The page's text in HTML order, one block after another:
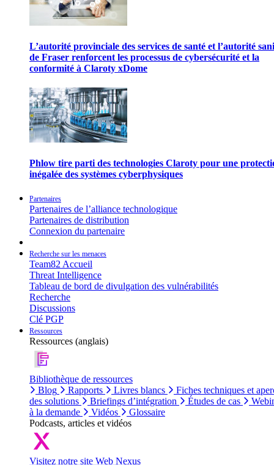
L’autorité provinciale des services de santé et l’autorité
de Fraser renforcent les processus de cybersécurité et la
conformité à Claroty xDome
Phlow tire parti des technologies Claroty pour une
inégalée des systèmes cyberphysiques
Partenaires
Partenaires de l’alliance technologique
Partenaires de distribution
Connexion du partenaire
Recherche sur les menaces
Team82 Accueil
Threat Intelligence
Tableau de bord de divulgation des vulnérabilités
Recherche
Discussions
Clé PGP
Ressources
Ressources (anglais)
Bibliothèque de ressources
Blog
Rapports Livres blancs
Fiches techniques et
des solutions
Briefings d’intégration Études de cas
à la demande
Vidéos
Glossaire
Podcasts, articles et vidéos
Visitez notre site Web Nexus